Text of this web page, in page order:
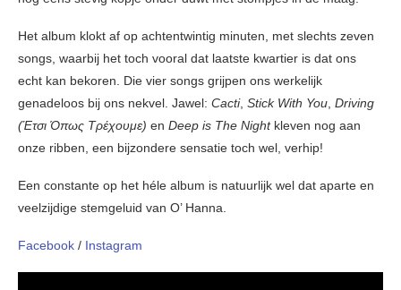
Het album klokt af op achtentwintig minuten, met slechts zeven
songs, waarbij het toch vooral dat laatste kwartier is dat ons
echt kan bekoren. Die vier songs grijpen ons werkelijk
genadeloos bij ons nekvel. Jawel: Cacti, Stick With You, Driving
(Έτσι Όπως Τρέχουμε) en Deep is The Nightkleven nog aan
onze ribben, een bijzondere sensatie toch wel, verhip!
Een constante op het héle album is natuurlijk wel dat aparte en
veelzijdige stemgeluid van O’ Hanna.
Facebook / Instagram